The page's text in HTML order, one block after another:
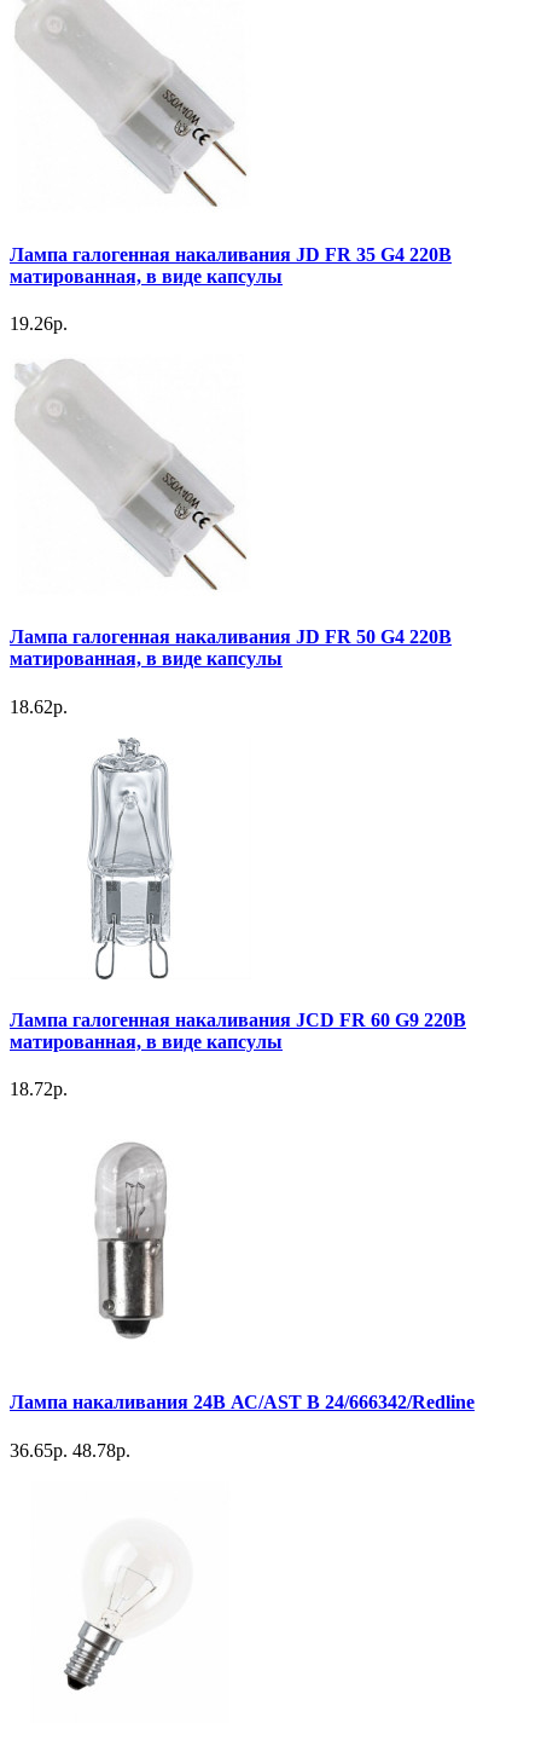
Лампа галогенная накаливания JD FR 35 G4 220В
матированная, в виде капсулы
19.26р.
Лампа галогенная накаливания JD FR 50 G4 220В
матированная, в виде капсулы
18.62р.
Лампа галогенная накаливания JСD FR 60 G9 220В
матированная, в виде капсулы
18.72р.
Лампа накаливания 24В АС/AST B 24/666342/Redline
36.65р. 48.78р.